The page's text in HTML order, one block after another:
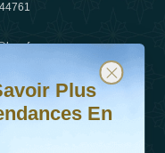
les dernières
et restez informé
Plus
En